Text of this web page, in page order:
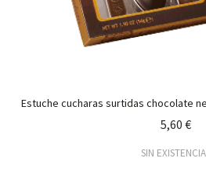
Estuche cucharas surtidas chocolate
5,60 €
SIN